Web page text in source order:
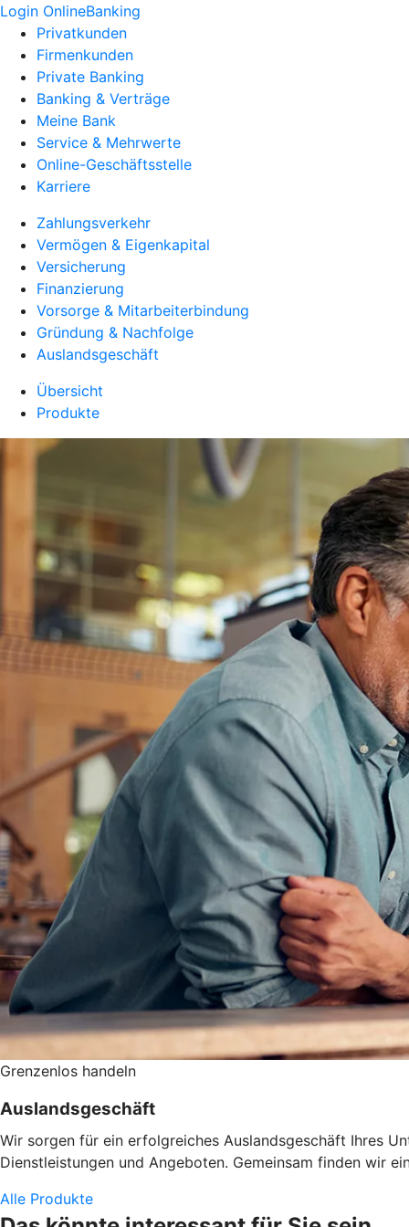
Login OnlineBanking
Privatkunden
Firmenkunden
Private Banking
Banking & Verträge
Meine Bank
Service & Mehrwerte
Online-Geschäftsstelle
Karriere
Zahlungsverkehr
Vermögen & Eigenkapital
Versicherung
Finanzierung
Vorsorge & Mitarbeiterbindung
Gründung & Nachfolge
Auslandsgeschäft
Übersicht
Produkte
Grenzenlos handeln
Auslandsgeschäft
Wir sorgen für ein erfolgreiches Auslandsgeschäft Ihres
Dienstleistungen und Angeboten. Gemeinsam finden wir
Alle Produkte